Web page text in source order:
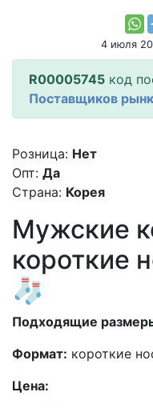
4 июля
R00005745 код
Поставщиков
Розница: Нет
Опт: Да
Страна: Корея
Мужские
короткие
🧦
Подходящие
Формат: короткие
Цена: